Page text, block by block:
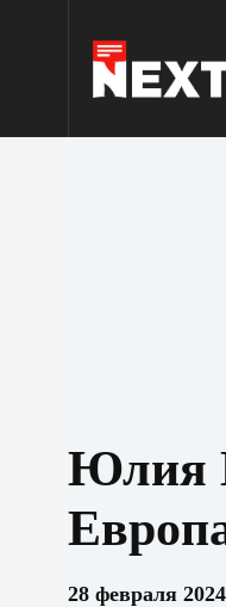
Юлия
28 февраля 2024